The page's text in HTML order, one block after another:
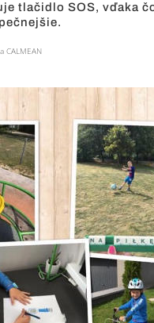
tlačidlo SOS, vďaka
CALMEAN